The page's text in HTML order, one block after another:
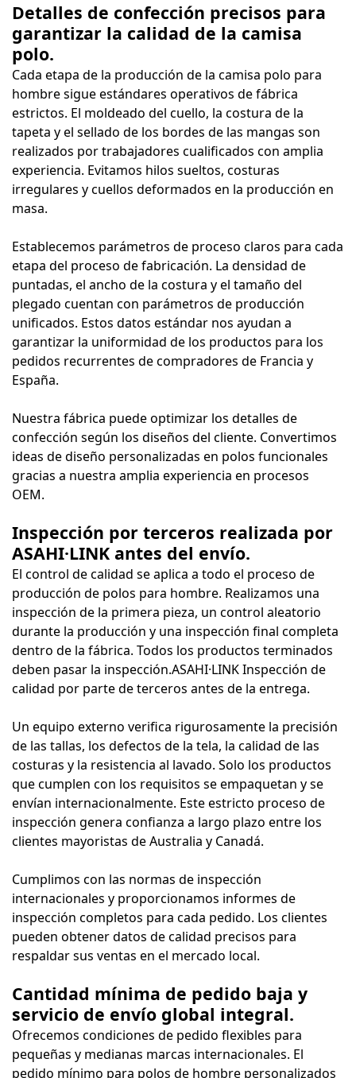
Detalles de confección precisos para
garantizar la calidad de la camisa
polo.
Cada etapa de la producción de la camisa polo para
hombre sigue estándares operativos de fábrica
estrictos. El moldeado del cuello, la costura de la
tapeta y el sellado de los bordes de las mangas son
realizados por trabajadores cualificados con amplia
experiencia. Evitamos hilos sueltos, costuras
irregulares y cuellos deformados en la producción en
masa.
Establecemos parámetros de proceso claros para cada
etapa del proceso de fabricación. La densidad de
puntadas, el ancho de la costura y el tamaño del
plegado cuentan con parámetros de producción
unificados. Estos datos estándar nos ayudan a
garantizar la uniformidad de los productos para los
pedidos recurrentes de compradores de Francia y
España.
Nuestra fábrica puede optimizar los detalles de
confección según los diseños del cliente. Convertimos
ideas de diseño personalizadas en polos funcionales
gracias a nuestra amplia experiencia en procesos
OEM.
Inspección por terceros realizada por
ASAHI·LINK antes del envío.
El control de calidad se aplica a todo el proceso de
producción de polos para hombre. Realizamos una
inspección de la primera pieza, un control aleatorio
durante la producción y una inspección final completa
dentro de la fábrica. Todos los productos terminados
deben pasar la inspección.ASAHI·LINKInspección de
calidad por parte de terceros antes de la entrega.
Un equipo externo verifica rigurosamente la precisión
de las tallas, los defectos de la tela, la calidad de las
costuras y la resistencia al lavado. Solo los productos
que cumplen con los requisitos se empaquetan y se
envían internacionalmente. Este estricto proceso de
inspección genera confianza a largo plazo entre los
clientes mayoristas de Australia y Canadá.
Cumplimos con las normas de inspección
internacionales y proporcionamos informes de
inspección completos para cada pedido. Los clientes
pueden obtener datos de calidad precisos para
respaldar sus ventas en el mercado local.
Cantidad mínima de pedido baja y
servicio de envío global integral.
Ofrecemos condiciones de pedido flexibles para
pequeñas y medianas marcas internacionales. El
pedido mínimo para polos de hombre personalizados